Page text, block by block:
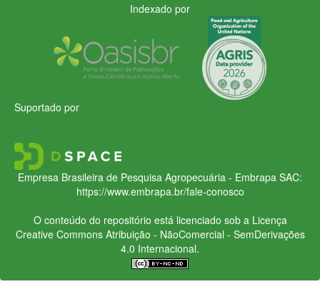
Indexado por
Suportado por
Empresa Brasileira de Pesquisa Agropecuária - Embrapa SAC:
https://www.embrapa.br/fale-conosco
O conteúdo do repositório está licenciado sob a Licença
Creative CommonsAtribuição - NãoComercial - SemDerivações
4.0 Internacional.